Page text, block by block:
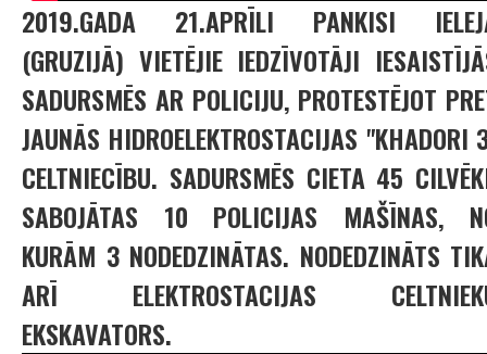
2019.GADA 21.APRĪLI PANKISI
(GRUZIJĀ) VIETĒJIE IEDZĪVOTĀJI
SADURSMĒS AR POLICIJU, PROTESTĒJOT
JAUNĀS HIDROELEKTROSTACIJAS "KHADORI
CELTNIECĪBU. SADURSMĒS CIETA 45
SABOJĀTAS 10 POLICIJAS MAŠĪNAS,
KURĀM 3 NODEDZINĀTAS. NODEDZINĀTS
ARĪ ELEKTROSTACIJAS
EKSKAVATORS.